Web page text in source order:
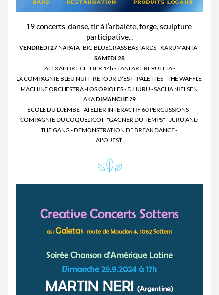
19 concerts, danse, tir à l’arbalète, forge, sculpture
participative...
VENDREDI 27 NAPATA -BIG BLUEGRASS BASTARDS - KARUMANTA -
SAMEDI 28
ALEXANDRE CELLIER 14h - FANFARE REVUELTA -
LA COMPAGNIE BLEU NUIT -RETOUR D'EST - PALETTES - THE WAFFLE
MACHINE ORCHESTRA -LOS ORIOLES - DJ JURU - SACHA NIELSEN
AKA DIMANCHE 29
ECOLE DU DJEMBE - ATELIER INTERACTIF 60 PERCUSSIONS -
COMPAGNIE DU COQUELICOT -"GAGNER DU TEMPS" - JURU AND
THE GANG - DEMONSTRATION DE BREAK DANCE -
AL'OUEST